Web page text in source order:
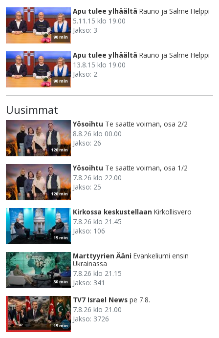
90 min
Apu tulee ylhäältä Rauno ja Salme Helppi
5.11.15 klo 19.00
Jakso: 3
90 min
Apu tulee ylhäältä Rauno ja Salme Helppi
13.8.15 klo 19.00
Jakso: 2
Uusimmat
120 min
Yösoihtu Te saatte voiman, osa 2/2
8.8.26 klo 00.00
Jakso: 26
120 min
Yösoihtu Te saatte voiman, osa 1/2
7.8.26 klo 22.00
Jakso: 25
15 min
Kirkossa keskustellaan Kirkollisvero
7.8.26 klo 21.45
Jakso: 106
30 min
Marttyyrien Ääni Evankeliumi ensin
Ukrainassa
7.8.26 klo 21.15
Jakso: 341
15 min
TV7 Israel News pe 7.8.
7.8.26 klo 21.00
Jakso: 3726